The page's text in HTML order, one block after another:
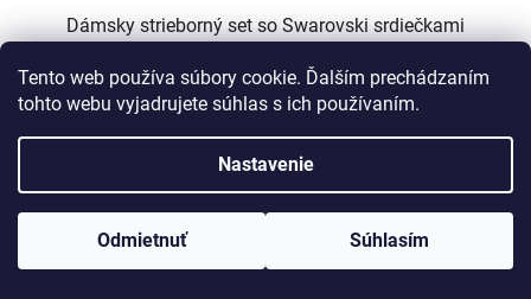
Tento web používa súbory cookie. Ďalším prechádzaním
tohto webu vyjadrujete súhlas s ich používaním.
Nastavenie
Odmietnuť Súhlasím
www.Lotka.sk - najkrajšie šperky za dobré ceny. Pri nákupe nad 50€
poštovné zdarma. Nakupujte s dôverou - naša spoločnosť je s
Dámsky strieborný set so Swarovski srdiečkami